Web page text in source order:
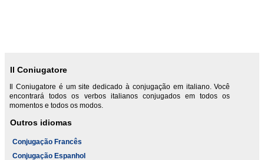
Il Coniugatore
Il Coniugatore é um site dedicado à conjugação em italiano. Você
encontrará todos os verbos italianos conjugados em todos os
momentos e todos os modos.
Outros idiomas
Conjugação Francês
Conjugação Espanhol